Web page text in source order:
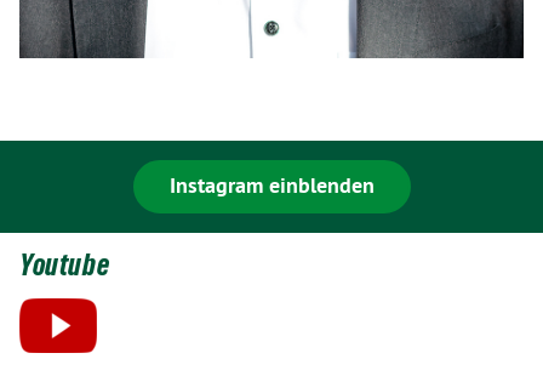
Instagram einblenden
Youtube